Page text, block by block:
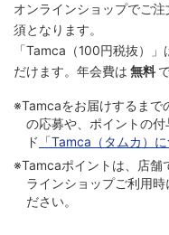
オンラインショップでご
須となります。
「Tamca （100円税抜）
だけます。 年会費は 無料
※Tamcaをお届けするまで
の応募や、ポイントの
ド 「Tamca（タムカ）に
※Tamcaポイントは、店舗
ラインショップご利用
ださい。